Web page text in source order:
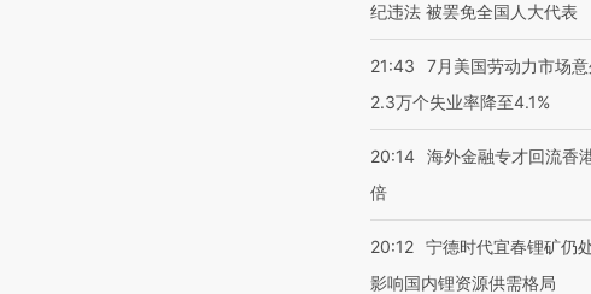
纪违法 被罢免全国人大代表
21:43
7月美国劳动力市场
2.3万个失业率降至4.1%
20:14 海外金融专才回流香
倍
20:12 宁德时代宜春锂矿仍
影响国内锂资源供需格局